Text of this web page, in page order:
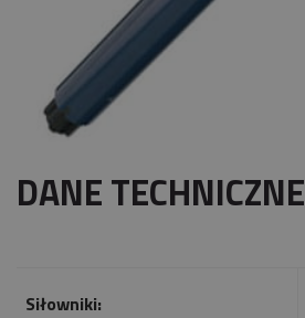
DANE TECHNICZNE
Siłowniki: